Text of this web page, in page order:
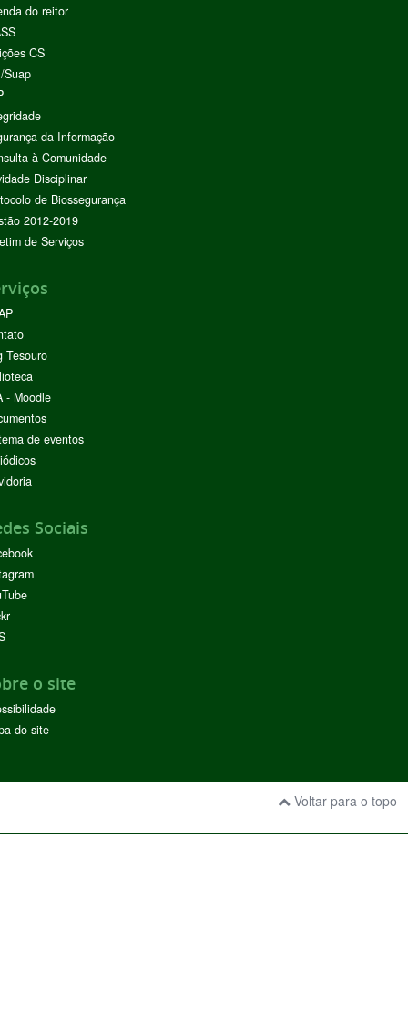
do reitor
CS
Suap
da Informação
à Comunidade
Disciplinar
de Biossegurança
2012-2019
de Serviços
Tesouro
- Moodle
de eventos
Sociais
o site
do site
Voltar para o topo